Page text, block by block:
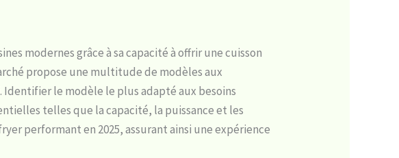
modernes grâce à sa capacité à offrir une cuisson
propose une multitude de modèles aux
le modèle le plus adapté aux besoins
telles que la capacité, la puissance et les
performant en 2025, assurant ainsi une expérience